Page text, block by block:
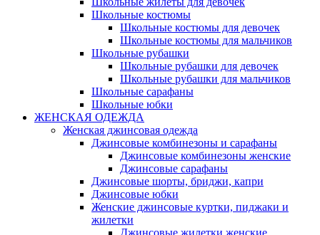
Школьные костюмы
Школьные костюмы для девочек
Школьные костюмы для мальчиков
Школьные рубашки
Школьные рубашки для девочек
Школьные рубашки для мальчиков
Школьные сарафаны
Школьные юбки
ЖЕНСКАЯ ОДЕЖДА
Женская джинсовая одежда
Джинсовые комбинезоны и сарафаны
Джинсовые комбинезоны женские
Джинсовые сарафаны
Джинсовые шорты, бриджи, капри
Джинсовые юбки
Женские джинсовые куртки, пиджаки и
жилетки
Джинсовые жилетки женские